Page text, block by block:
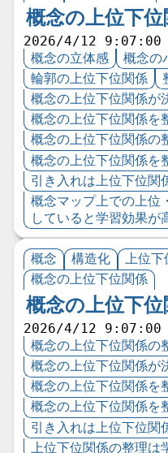
概念の上位下位
2026/4/12 9:07:00
概念の立体感
概念の
輪郭の上位下位関係
概念の上位下位関係が
概念の上位下位関係を
概念の上位下位関係の
概念の上位下位関係を
引き入れは上位下位関
概念マップ上での上位
していると学習効果が
概念 構造化
上位下
概念の上位下位関係
概念の上位下
2026/4/12 9:07:00
概念の上位下位関係の
概念の上位下位関係が
概念の上位下位関係を
概念の上位下位関係を
引き入れは上位下位関
上位下位関係の整理は